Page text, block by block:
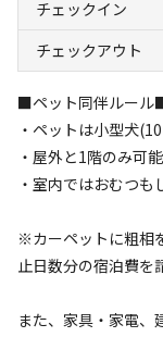
チェックイン
チェックアウト
■ペット同伴ルール
・ペットは小型犬
・屋外と1階のみ可
・室内ではおむつも
※カーペットに粗相
止日数分の宿泊費を
また、家具・家電、
キャンプ場か
システム上15名ま